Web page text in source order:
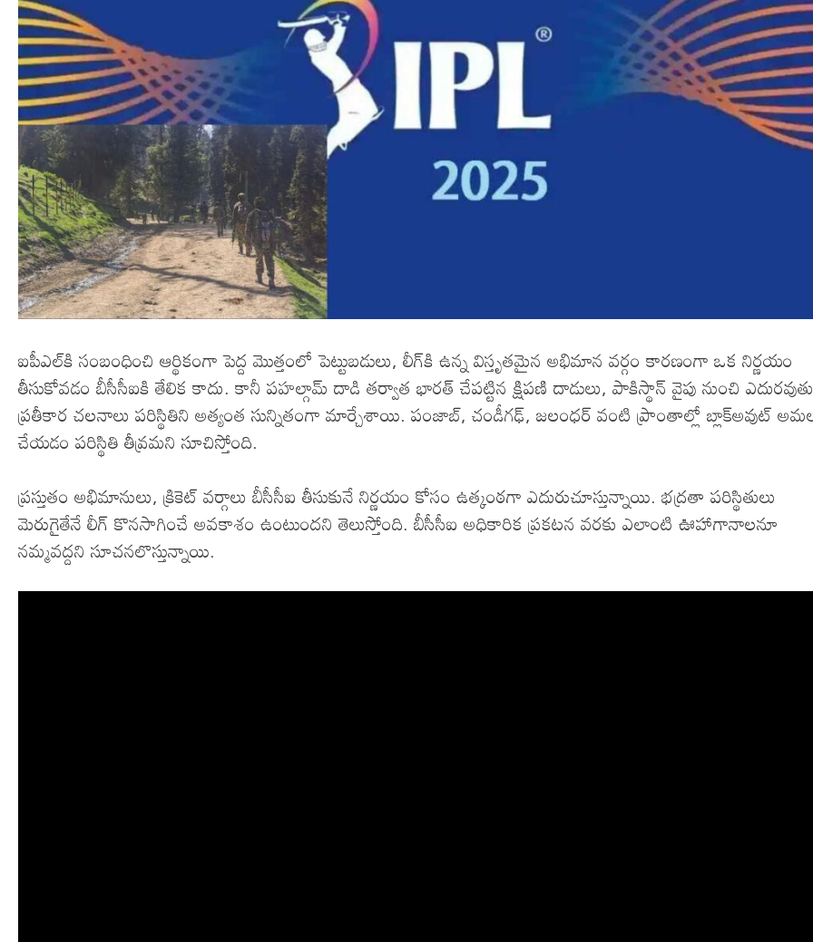
ఐపీఎల్‌కి సంబంధించి ఆర్థికంగా పెద్ద మొత్తంలో పెట్టుబడులు, లీగ్‌కి ఉన్న విస్తృతమైన అభిమాన వర్గం కారణంగా ఒక నిర్ణయం
తీసుకోవడం బీసీసీఐకి తేలిక కాదు. కానీ పహల్గామ్ దాడి తర్వాత భారత్ చేపట్టిన క్షిపణి దాడులు, పాకిస్థాన్ వైపు నుంచి
ప్రతీకార చలనాలు పరిస్థితిని అత్యంత సున్నితంగా మార్చేశాయి. పంజాబ్, చండీగఢ్, జలంధర్ వంటి ప్రాంతాల్లో బ్లాక్‌అవుట్
చేయడం పరిస్థితి తీవ్రమని సూచిస్తోంది.
ప్రస్తుతం అభిమానులు, క్రికెట్ వర్గాలు బీసీసీఐ తీసుకునే నిర్ణయం కోసం ఉత్కంఠగా ఎదురుచూస్తున్నాయి. భద్రతా పరిస్థితులు
మెరుగైతేనే లీగ్ కొనసాగించే అవకాశం ఉంటుందని తెలుస్తోంది. బీసీసీఐ అధికారిక ప్రకటన వరకు ఎలాంటి ఊహాగానాలనూ
నమ్మవద్దని సూచనలొస్తున్నాయి.